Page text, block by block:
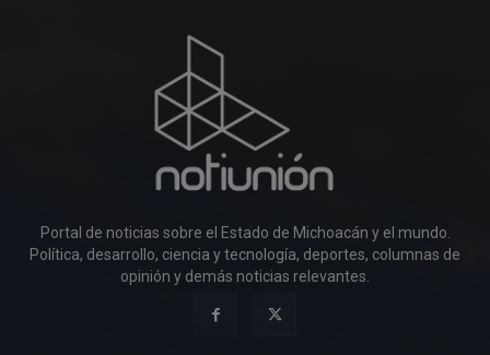
Portal de noticias sobre el Estado de Michoacán y el mundo.
Política, desarrollo, ciencia y tecnología, deportes, columnas de
opinión y demás noticias relevantes.